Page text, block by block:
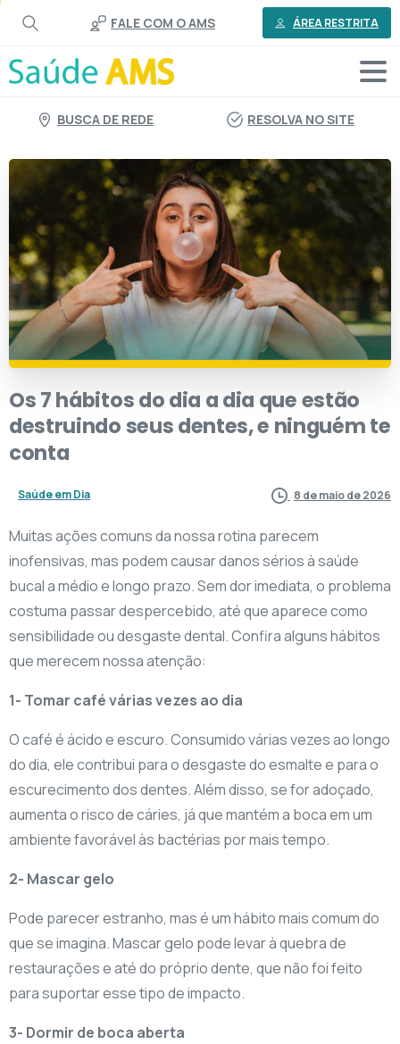
conteúdo
FALE COM O AMS ÁREA RESTRITA
BUSCA DE REDE RESOLVA NO SITE
Os7hábitosdodia adia queestão
destruindoseusdentes,e ninguémte
conta
Saúde em Dia 8 de maio de 2026
Muitas ações comuns da nossa rotina parecem
inofensivas, mas podem causar danos sérios à saúde
bucal a médio e longo prazo. Sem dor imediata, o problema
costuma passar despercebido, até que aparece como
sensibilidade ou desgaste dental. Confira alguns hábitos
que merecem nossa atenção:
1- Tomar café várias vezes ao dia
O café é ácido e escuro. Consumido várias vezes ao longo
do dia, ele contribui para o desgaste do esmalte e para o
escurecimento dos dentes. Além disso, se for adoçado,
aumenta o risco de cáries, já que mantém a boca em um
ambiente favorável às bactérias por mais tempo.
2- Mascar gelo
Pode parecer estranho, mas é um hábito mais comum do
que se imagina. Mascar gelo pode levar à quebra de
restaurações e até do próprio dente, que não foi feito
para suportar esse tipo de impacto.
3- Dormir de boca aberta